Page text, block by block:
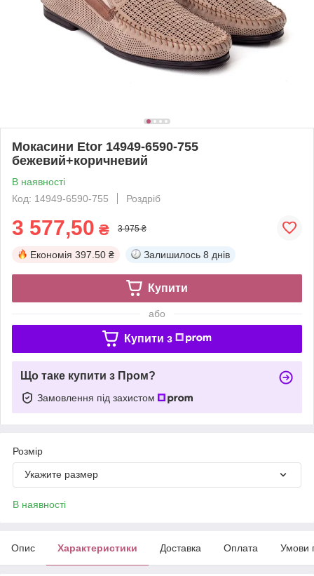
Мокасини Etor 14949-6590-755
бежевий+коричневий
В наявності
Код: 14949-6590-755
Роздріб
3 577,50 ₴ 3 975 ₴
Економія 397.50 ₴ Залишилось 8 днів
Купити
або
Купити з
Що таке купити з Пром?
Замовлення під захистом
Розмір
Укажите размер
В наявності
Опис Характеристики Доставка Оплата Умови